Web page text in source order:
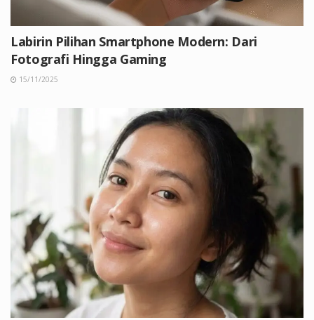
Labirin Pilihan Smartphone Modern: Dari
Fotografi Hingga Gaming
15/11/2025